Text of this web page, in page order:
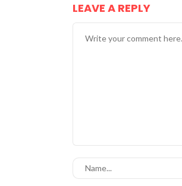
LEAVE A REPLY